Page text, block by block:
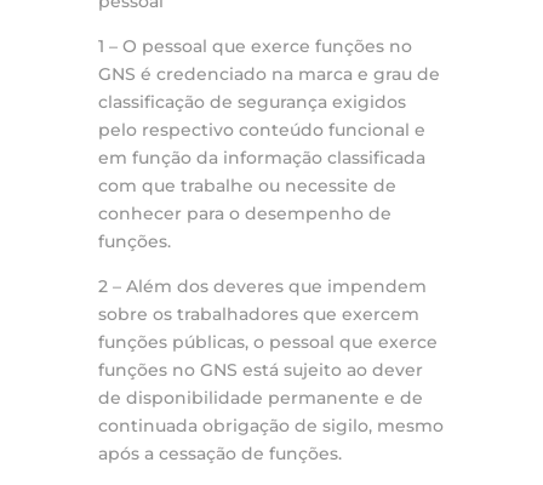
1 – O pessoal que exerce funções no
GNS é credenciado na marca e grau de
classificação de segurança exigidos
pelo respectivo conteúdo funcional e
em função da informação classificada
com que trabalhe ou necessite de
conhecer para o desempenho de
funções.
2 – Além dos deveres que impendem
sobre os trabalhadores que exercem
funções públicas, o pessoal que exerce
funções no GNS está sujeito ao dever
de disponibilidade permanente e de
continuada obrigação de sigilo, mesmo
após a cessação de funções.